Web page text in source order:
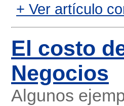
+ Ver artículo
El costo
Negocios
Algunos